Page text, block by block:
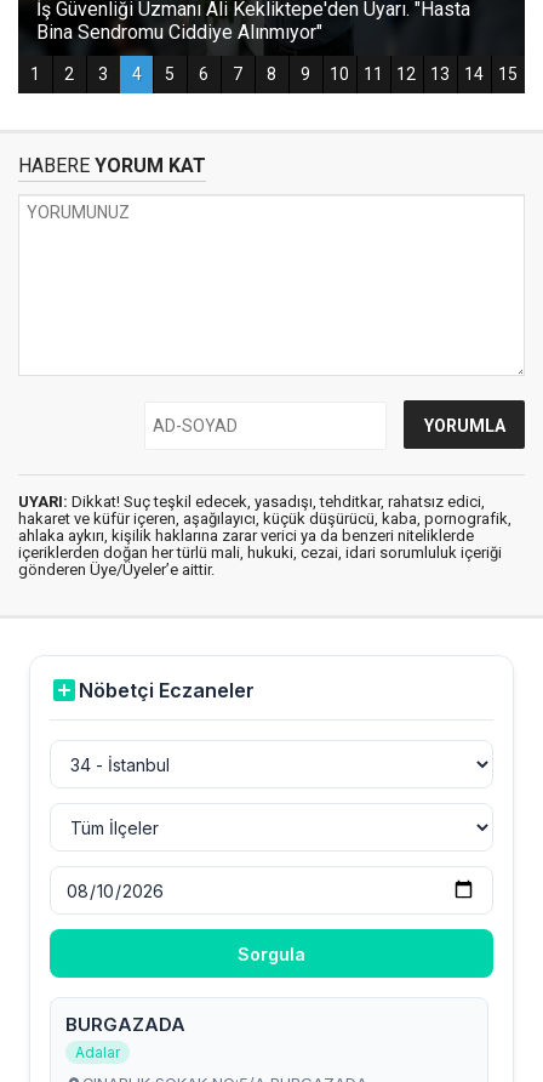
HABERE YORUM KAT
UYARI: Dikkat! Suç teşkil edecek, yasadışı, tehditkar, rahatsız edici,
hakaret ve küfür içeren, aşağılayıcı, küçük düşürücü, kaba, pornografik,
ahlaka aykırı, kişilik haklarına zarar verici ya da benzeri niteliklerde
içeriklerden doğan her türlü mali, hukuki, cezai, idari sorumluluk içeriği
gönderen Üye/Üyeler’e aittir.